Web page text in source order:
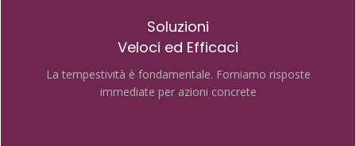
Soluzioni
Veloci ed Efficaci
La tempestività è fondamentale. Forniamo risposte
immediate per azioni concrete